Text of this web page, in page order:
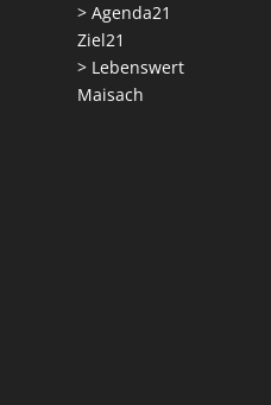
> Agenda21
Ziel21
> Lebenswert
Maisach